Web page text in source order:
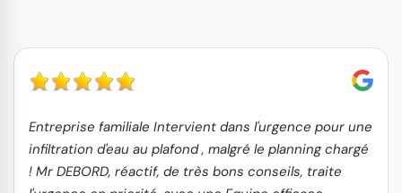
Entreprise familiale Intervient dans l'urgence pour une
infiltration d'eau au plafond , malgré le planning chargé
! Mr DEBORD, réactif, de très bons conseils, traite